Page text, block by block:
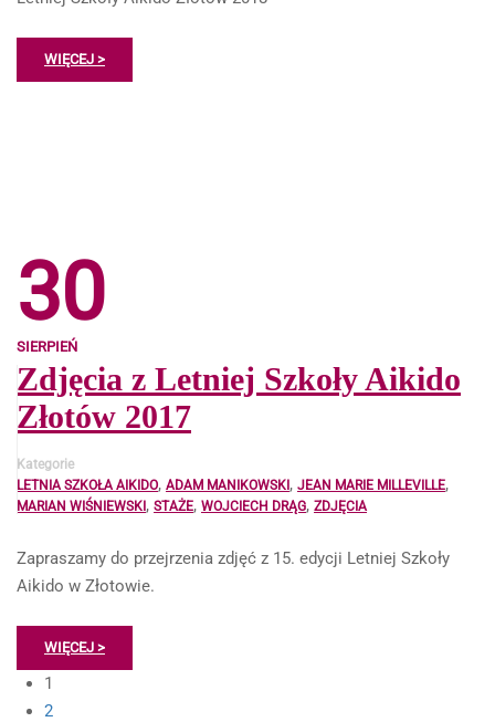
WIĘCEJ >
30
SIERPIEŃ
Zdjęcia z Letniej Szkoły Aikido
Złotów 2017
Kategorie
LETNIA SZKOŁA AIKIDO, ADAM MANIKOWSKI , JEAN MARIE MILLEVILLE,
MARIAN WIŚNIEWSKI , STAŻE, WOJCIECH DRĄG, ZDJĘCIA
Zapraszamy do przejrzenia zdjęć z 15. edycji Letniej Szkoły
Aikido w Złotowie.
WIĘCEJ >
1
2